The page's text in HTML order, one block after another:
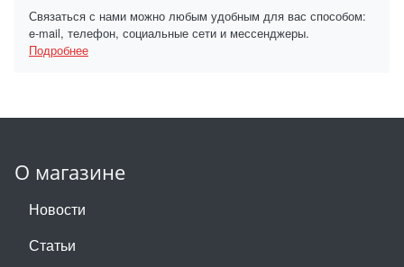
Связаться с нами можно любым удобным для вас способом:
e-mail, телефон, социальные сети и мессенджеры.
Подробнее
О магазине
Новости
Статьи